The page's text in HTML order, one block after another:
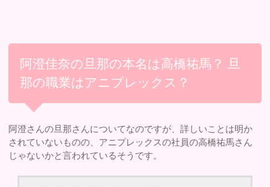
阿澄佳奈の旦那の本名は高橋祐馬？ 旦
那の職業はアニプレックス？
阿澄さんの旦那さんについてなのですが、詳しいことは明か
されていないものの、アニプレックスの社員の高橋祐馬さん
じゃないかと言われているそうです。